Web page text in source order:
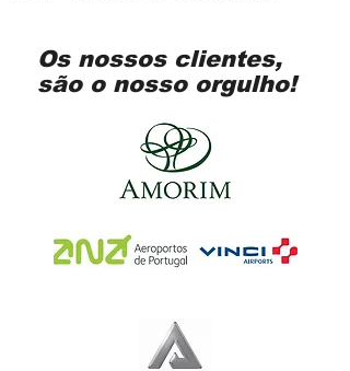
Os nossos clientes,
são o nosso orgulho!